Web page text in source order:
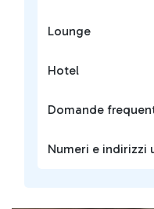
Lounge
Hotel
Domande
Numeri e indirizzi